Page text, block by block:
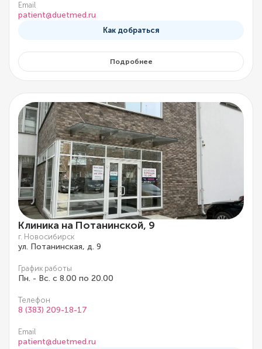
Email
patient@duetmed.ru
Как добраться
Подробнее
Клиника на Потанинской, 9
г. Новосибирск
ул. Потанинская, д. 9
График работы
Пн. - Вс. с 8.00 по 20.00
Телефон
8 (383) 209-18-17
Email
patient@duetmed.ru